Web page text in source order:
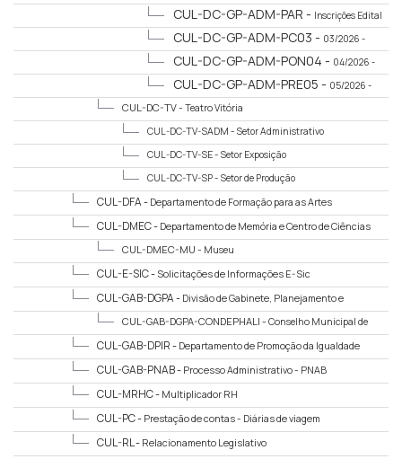
CUL-DC-GP-ADM-PAR - Inscrições Edital
Credenciamento de Parecerista 02/2025CUL-DC-GP-ADM-PC03 - 03/2026 -
CUL-DC-GP-ADM-PON04 - 04/2026 -
CUL-DC-GP-ADM-PRE05 - 05/2026 -
CUL-DC-TV - Teatro Vitória
CUL-DC-TV-SADM - Setor Administrativo
CUL-DC-TV-SE - Setor Exposição
CUL-DC-TV-SP - Setor de Produção
CUL-DFA - Departamento de Formação para as Artes
CUL-DMEC - Departamento de Memória e Centro de Ciências
CUL-DMEC-MU - Museu
CUL-E-SIC - Solicitações de Informações E-Sic
CUL-GAB-DGPA - Divisão de Gabinete, Planejamento e
CUL-GAB-DGPA-CONDEPHALI - Conselho Municipal de
Defesa do Patrimônio Histórico e Arquitetônico de Limeira
CUL-GAB-DPIR - Departamento de Promoção da Igualdade
CUL-GAB-PNAB - Processo Administrativo - PNAB
CUL-MRHC - Multiplicador RH
CUL-PC - Prestação de contas - Diárias de viagem
CUL-RL - Relacionamento Legislativo